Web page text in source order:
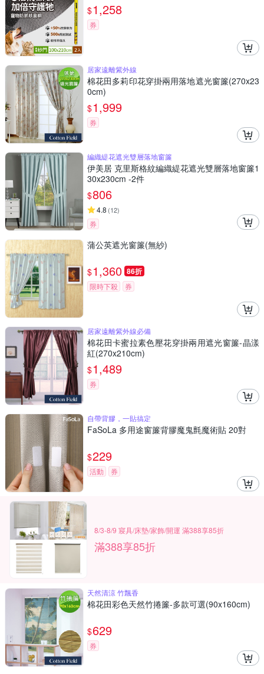
$1,258
券
居家遠離紫外線
棉花田多莉印花穿掛兩用落地遮光窗簾(270x23
0cm)
$1,999
券
編織緹花遮光雙層落地窗簾
伊美居 克里斯格紋編織緹花遮光雙層落地窗簾1
30x230cm -2件
$806
4.8 (12)
券
蒲公英遮光窗簾(無紗)
$1,360 86折
限時下殺 券
居家遠離紫外線必備
棉花田卡蜜拉素色壓花穿掛兩用遮光窗簾-晶漾
紅(270x210cm)
$1,489
券
自帶背膠，一貼搞定
FaSoLa 多用途窗簾背膠魔鬼氈魔術貼 20對
$229
活動 券
8/3-8/9 寢具/床墊/家飾/開運 滿388享85折
滿388享85折
天然清涼 竹飄香
棉花田彩色天然竹捲簾-多款可選(90x160cm)
$629
券